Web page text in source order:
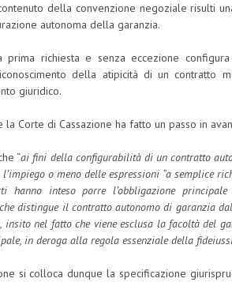
della convenzione negoziale risulti
autonoma della garanzia.
prima richiesta e senza eccezione
della atipicità di un
giuridico.
la Corte di Cassazione ha fatto un passo in
“ai fini della configurabilità di un contratto
o meno delle espressioni “a semplice
inteso porre l’obbligazione
distingue il contratto autonomo di garanzia
insito nel fatto che viene esclusa la facoltà del
in deroga alla regola essenziale della
si colloca dunque la specificazione